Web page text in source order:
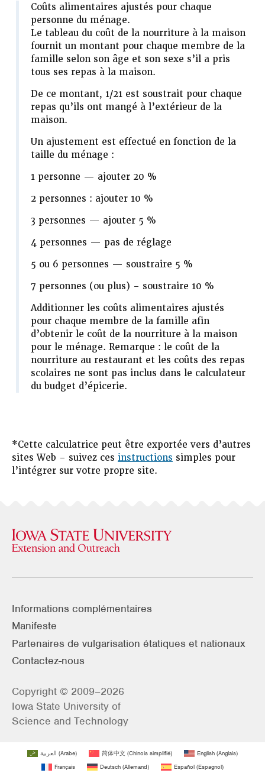
Coûts alimentaires ajustés pour chaque
personne du ménage.
Le tableau du coût de la nourriture à la maison
fournit un montant pour chaque membre de la
famille selon son âge et son sexe s’il a pris
tous ses repas à la maison.
De ce montant, 1/21 est soustrait pour chaque
repas qu’ils ont mangé à l’extérieur de la
maison.
Un ajustement est effectué en fonction de la
taille du ménage :
1 personne — ajouter 20 %
2 personnes : ajouter 10 %
3 personnes — ajouter 5 %
4 personnes — pas de réglage
5 ou 6 personnes — soustraire 5 %
7 personnes (ou plus) – soustraire 10 %
Additionner les coûts alimentaires ajustés
pour chaque membre de la famille afin
d’obtenir le coût de la nourriture à la maison
pour le ménage. Remarque : le coût de la
nourriture au restaurant et les coûts des repas
scolaires ne sont pas inclus dans le calculateur
du budget d’épicerie.
*Cette calculatrice peut être exportée vers d’autres
sites Web – suivez ces instructions simples pour
l’intégrer sur votre propre site.
Informations complémentaires
Manifeste
Partenaires de vulgarisation étatiques et nationaux
Contactez-nous
Copyright © 2009–2026
Iowa State University of
Science and Technology
العربية (Arabe) 简体中文 (Chinois simplifié) English (Anglais)
Français
Deutsch (Allemand) Español (Espagnol)